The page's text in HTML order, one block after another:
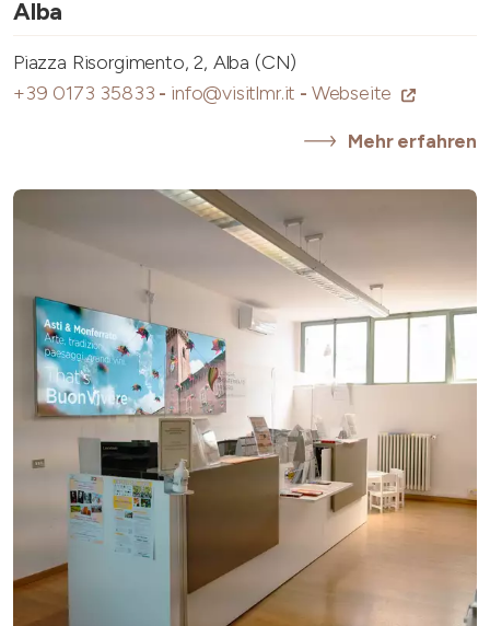
Alba
Piazza Risorgimento, 2, Alba (CN)
+39 0173 35833 - info@visitlmr.it - Webseite
Mehr erfahren